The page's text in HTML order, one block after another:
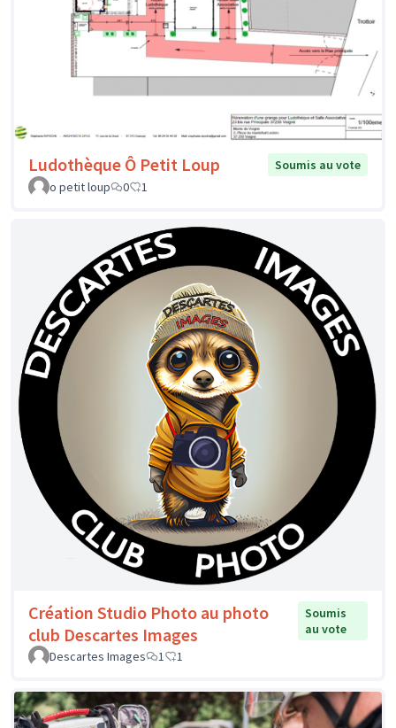
Ludothèque Ô Petit Loup
Soumis au vote
o petit loup
0 1
Création Studio Photo au photo
club Descartes Images
Soumis
au vote
Descartes Images
1 1